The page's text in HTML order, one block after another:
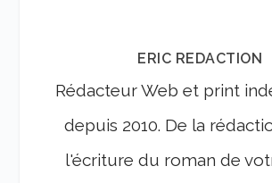
ERIC REDACTION
Rédacteur Web et print
depuis 2010. De la
l'écriture du roman de